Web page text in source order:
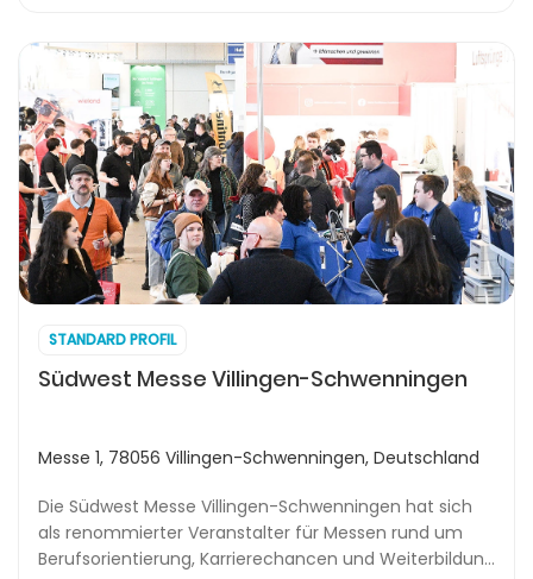
STANDARD PROFIL
Südwest Messe Villingen-Schwenningen
Messe 1, 78056 Villingen-Schwenningen, Deutschland
Die Südwest Messe Villingen-Schwenningen hat sich
als renommierter Veranstalter für Messen rund um
Berufsorientierung, Karrierechancen und Weiterbildung